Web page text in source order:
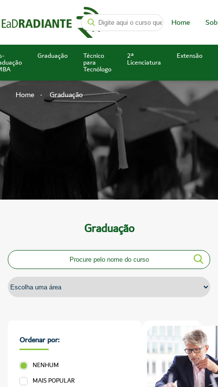
Home
Graduação Técnico
para
Tecnólogo
2ª
Licenciatura
Extensão
Home Graduação
Graduação
Ordenar por:
NENHUM
MAIS POPULAR